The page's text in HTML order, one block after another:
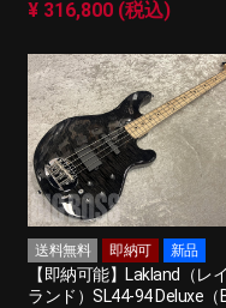
¥ 316,800 (税込)
送料無料 即納可 新品
【即納可能】Lakland（レ
ランド）SL44-94 Deluxe（